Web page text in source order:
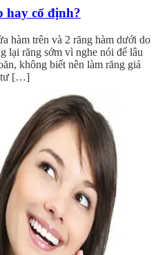
hay cố định?
hàm trên và 2 răng hàm dưới do
lại răng sớm vì nghe nói để lâu
không biết nên làm răng giả
tư […]